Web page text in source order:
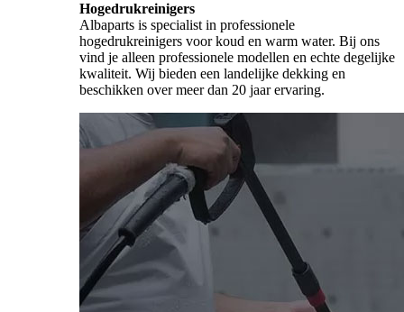
Hogedrukreinigers
Albaparts is specialist in professionele
hogedrukreinigers voor koud en warm water. Bij ons
vind je alleen professionele modellen en echte degelijke
kwaliteit. Wij bieden een landelijke dekking en
beschikken over meer dan 20 jaar ervaring.